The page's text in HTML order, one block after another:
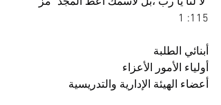
115: 1
أبنائي الطلبة
أولياء الأمور الأعزاء
أعضاء الهيئة الإدارية والتدريسية